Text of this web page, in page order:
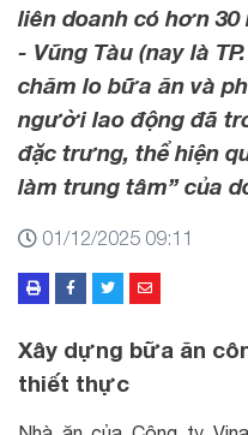
liên doanh có hơn
- Vũng Tàu (nay là
chăm lo bữa ăn và
người lao động đã
đặc trưng, thể hiện
làm trung tâm” của
01/12/2025 09:11
Xây dựng bữa ăn
thiết thực